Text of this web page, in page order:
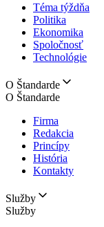
Téma týždňa
Politika
Ekonomika
Spoločnosť
Technológie
O Štandarde
O Štandarde
Firma
Redakcia
Princípy
História
Kontakty
Služby
Služby